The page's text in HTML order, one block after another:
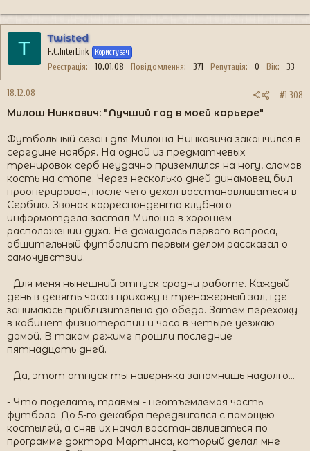
T Twisted
F.C.InterLink Користувач
Реєстрація 10.01.08 Повідомлення 371 Репутація 0 Вік 33
18.12.08 #1 308
Милош Нинкович: "Лучший год в моей карьере"
Футбольный сезон для Милоша Нинковича закончился в
середине ноября. На одной из предматчевых
тренировок серб неудачно приземлился на ногу, сломав
кость на стопе. Через несколько дней динамовец был
прооперирован, после чего уехал восстанавливаться в
Сербию. Звонок корреспондента клубного
информотдела застал Милоша в хорошем
расположении духа. Не дожидаясь первого вопроса,
общительный футболист первым делом рассказал о
самочувствии.
- Для меня нынешний отпуск сродни работе. Каждый
день в девять часов прихожу в тренажерный зал, где
занимаюсь приблизительно до обеда. Затем перехожу
в кабинет физиотерапии и часа в четыре уезжаю
домой. В таком режиме прошли последние
пятнадцать дней.
- Да, этот отпуск ты наверняка запомнишь надолго…
- Что поделать, травмы - неотъемлемая часть
футбола. До 5-го декабря передвигался с помощью
костылей, а сняв их начал восстанавливаться по
программе доктора Мартинса, который делал мне